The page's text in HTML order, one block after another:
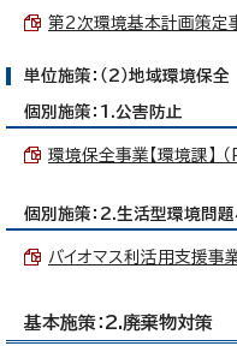
第2次環境基本計画策定
単位施策：（2）地域環境保全
個別施策：1.公害防止
環境保全事業【環境課】
個別施策：2.生活型環境問
バイオマス利活用支援事
基本施策：2.廃棄物対策